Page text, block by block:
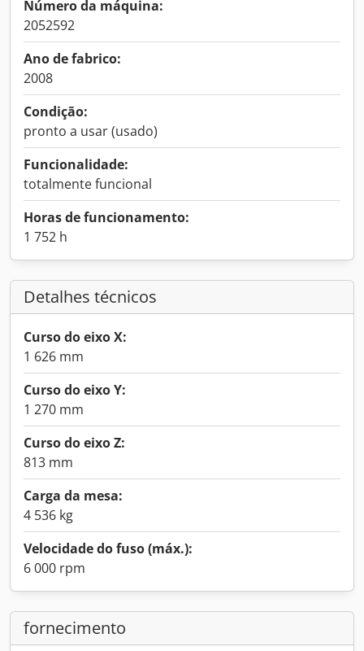
Número da máquina:
2052592
Ano de fabrico:
2008
Condição:
pronto a usar (usado)
Funcionalidade:
totalmente funcional
Horas de funcionamento:
1 752 h
Detalhes técnicos
Curso do eixo X:
1 626 mm
Curso do eixo Y:
1 270 mm
Curso do eixo Z:
813 mm
Carga da mesa:
4 536 kg
Velocidade do fuso (máx.):
6 000 rpm
fornecimento